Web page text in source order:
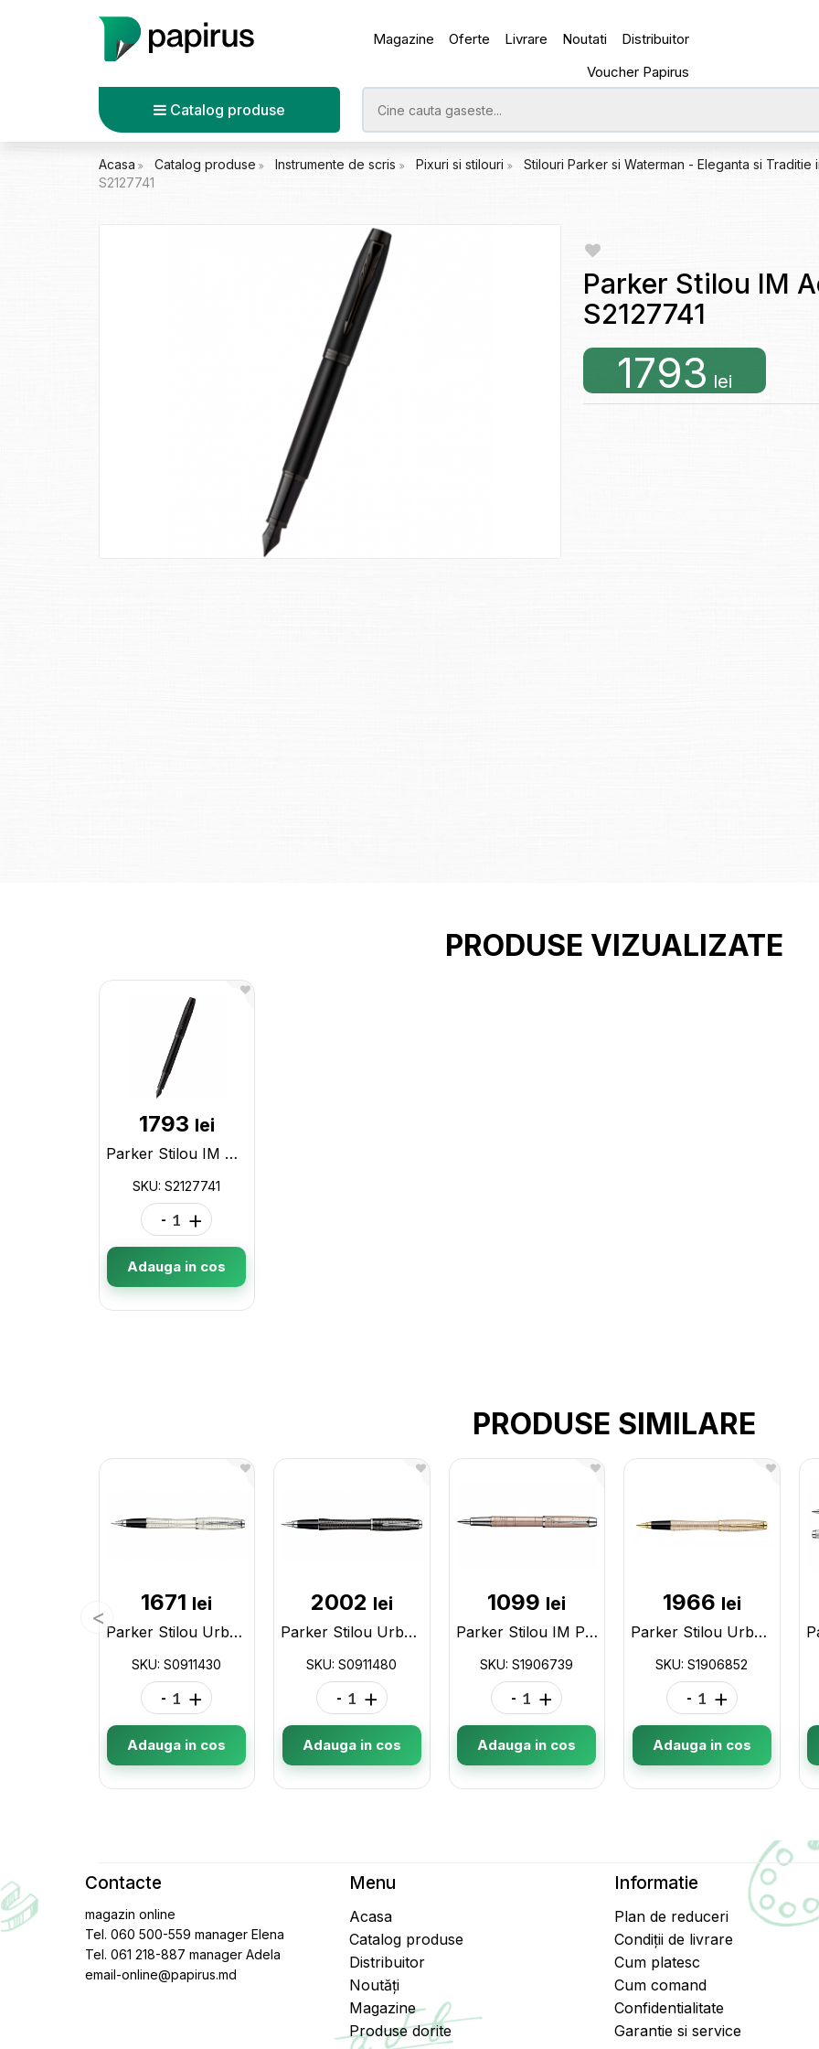
Magazine Oferte Livrare Noutati
Distribuitor
Voucher Papirus
Catalog produse
Acasa Catalog produse Instrumente de scris Pixuri si stilouri
Stilouri Parker si Waterman - Eleganta si Traditie
S2127741
Parker Stilou IM
S2127741
1793 lei
PRODUSE VIZUALIZATE
1793 lei
Parker Stilou IM Achromatic Black S2127741
SKU: S2127741
- +
Adauga in cos
PRODUSE SIMILARE
1671 lei
Parker Stilou Urban Premium CL Pearl 193247 S0911430
SKU: S0911430
- +
Adauga in cos
2002 lei
Parker Stilou Urban Premium CL Negru 190994 S0911480
SKU: S0911480
- +
Adauga in cos
1099 lei
Parker Stilou IM Premium Pink S0949760 S1906739
SKU: S1906739
- +
Adauga in cos
1966 lei
Parker Stilou Urban Premium Gold 292351 S1906852
SKU: S1906852
- +
Adauga in cos
Contacte
magazin online
Tel. 060 500-559 manager Elena
Tel. 061 218-887 manager Adela
email-online@papirus.md
Menu
Acasa
Catalog produse
Distribuitor
Noutăți
Magazine
Produse dorite
Informatie
Plan de reduceri
Condiții de livrare
Cum platesc
Cum comand
Confidentialitate
Garantie si service